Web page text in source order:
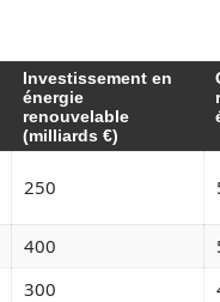
Investissement en
énergie
renouvelable
(milliards €)
250
400
300